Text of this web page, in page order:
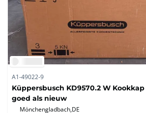
A1-49022-9
Küppersbusch KD9570.2 W
goed als nieuw
Mönchengladbach,DE